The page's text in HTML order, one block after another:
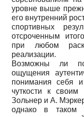
уровне выше
его внутренний
спортивных
отсроченным
при любом
реализации.
Возможны ли
ощущения
понимания себя
чуткости к
Зольнер и А.
однако в таком